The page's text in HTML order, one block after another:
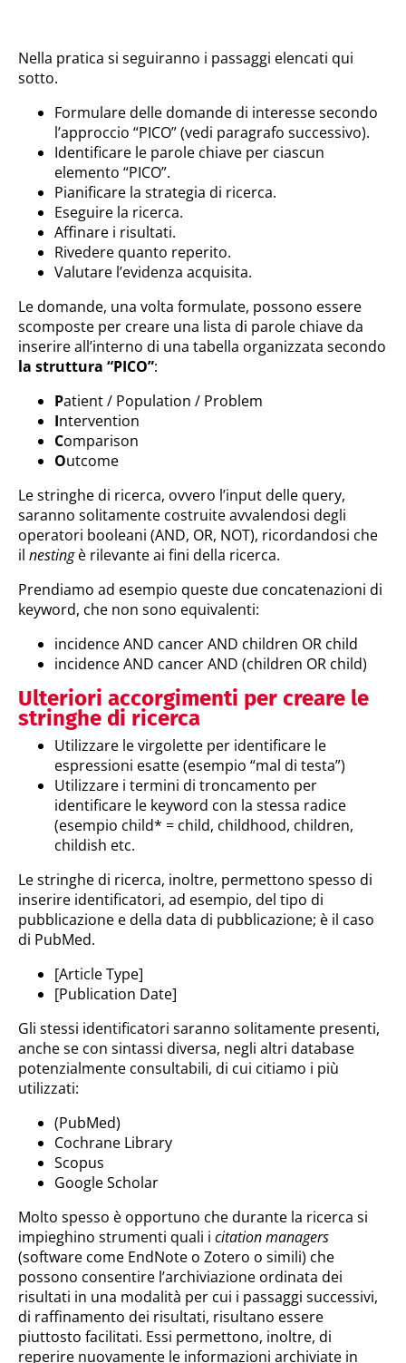
Nella pratica si seguiranno i passaggi elencati qui
sotto.
Formulare delle domande di interesse secondo
l’approccio “PICO” (vedi paragrafo successivo).
Identificare le parole chiave per ciascun
elemento “PICO”.
Pianificare la strategia di ricerca.
Eseguire la ricerca.
Affinare i risultati.
Rivedere quanto reperito.
Valutare l’evidenza acquisita.
Le domande, una volta formulate, possono essere
scomposte per creare una lista di parole chiave da
inserire all’interno di una tabella organizzata secondo
la struttura “PICO”:
Patient / Population / Problem
Intervention
Comparison
Outcome
Le stringhe di ricerca, ovvero l’input delle query,
saranno solitamente costruite avvalendosi degli
operatori booleani (AND, OR, NOT), ricordandosi che
il nestingè rilevante ai fini della ricerca.
Prendiamo ad esempio queste due concatenazioni di
keyword, che non sono equivalenti:
incidence AND cancer AND children OR child
incidence AND cancer AND (children OR child)
Ulteriori accorgimenti per creare le
stringhe di ricerca
Utilizzare le virgolette per identificare le
espressioni esatte (esempio “mal di testa”)
Utilizzare i termini di troncamento per
identificare le keyword con la stessa radice
(esempio child* = child, childhood, children,
childish etc.
Le stringhe di ricerca, inoltre, permettono spesso di
inserire identificatori, ad esempio, del tipo di
pubblicazione e della data di pubblicazione; è il caso
di PubMed.
[Article Type]
[Publication Date]
Gli stessi identificatori saranno solitamente presenti,
anche se con sintassi diversa, negli altri database
potenzialmente consultabili, di cui citiamo i più
utilizzati:
(PubMed)
Cochrane Library
Scopus
Google Scholar
Molto spesso è opportuno che durante la ricerca si
impieghino strumenti quali i citation managers
(software come EndNote o Zotero o simili) che
possono consentire l’archiviazione ordinata dei
risultati in una modalità per cui i passaggi successivi,
di raffinamento dei risultati, risultano essere
piuttosto facilitati. Essi permettono, inoltre, di
reperire nuovamente le informazioni archiviate in